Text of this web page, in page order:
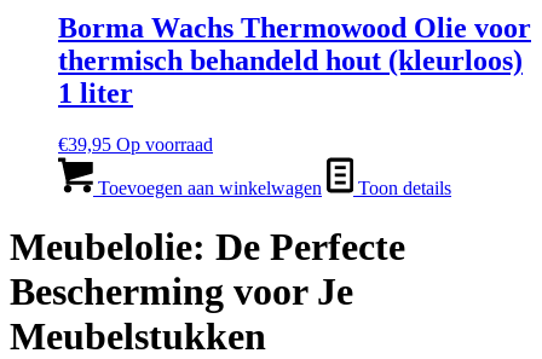
Borma Wachs Thermowood Olie voor
thermisch behandeld hout (kleurloos)
1 liter
€39,95 Op voorraad
Toevoegen aan winkelwagen Toon details
Meubelolie: De Perfecte
Bescherming voor Je
Meubelstukken